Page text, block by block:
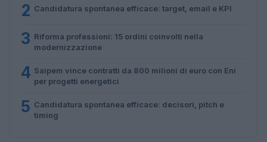
2 Candidatura spontanea efficace: target, email e KPI
3 Riforma professioni: 15 ordini coinvolti nella
modernizzazione
4 Saipem vince contratti da 800 milioni di euro con Eni
per progetti energetici
5 Candidatura spontanea efficace: decisori, pitch e
timing